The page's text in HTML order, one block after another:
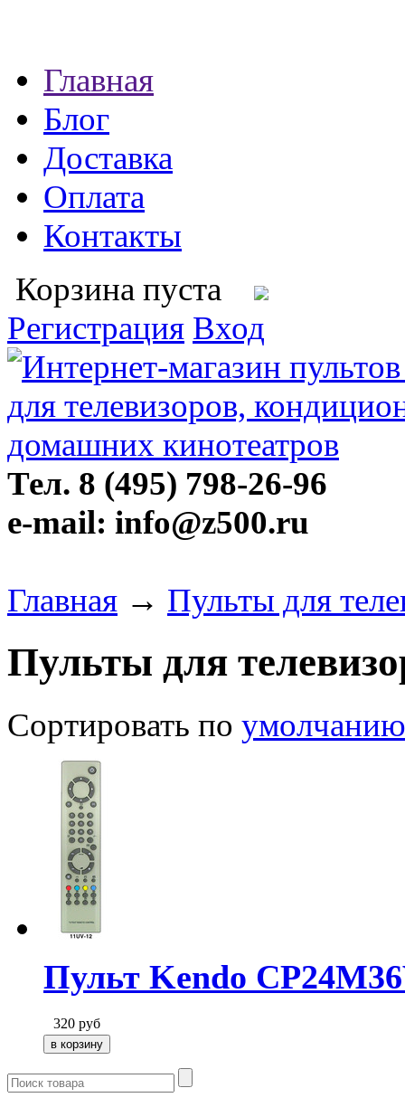
Главная
Блог
Доставка
Оплата
Контакты
Корзина пуста
Регистрация Вход
Тел. 8 (495) 798-26-96
e-mail: info@z500.ru
Главная → Пульты для
Пульты для
Сортировать по умолчанию
Пульт Kendo
320 руб